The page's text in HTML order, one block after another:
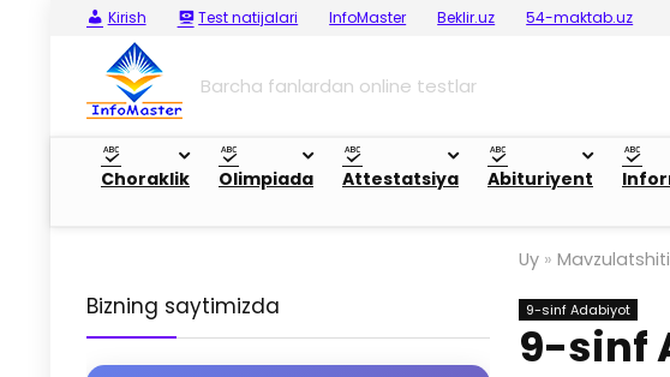
Kirish Test natijalari InfoMaster Beklir.uz 54-maktab.uz
Barcha fanlardan online testlar
Choraklik Olimpiada Attestatsiya Abituriyent
Uy »
9-sinf Adabiyot
9-sinf
Bizning saytimizda